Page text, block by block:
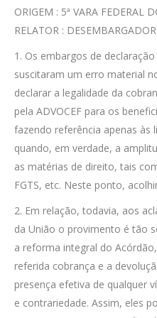
ORIGEM : 5ª VARA FEDERAL
RELATOR :
1. Os embargos de declaração
suscitaram um erro material
declarar a legalidade da
pela ADVOCEF para os
fazendo referência apenas às
quando, em verdade, a
as matérias de direito, tais
FGTS, etc. Neste ponto,
2. Em relação, todavia, aos
da União o provimento é tão
a reforma integral do
referida cobrança e a
presença efetiva de qualquer
e contrariedade. Assim, eles